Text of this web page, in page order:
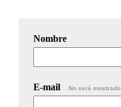
Nombre
E-mail No será mostrado.